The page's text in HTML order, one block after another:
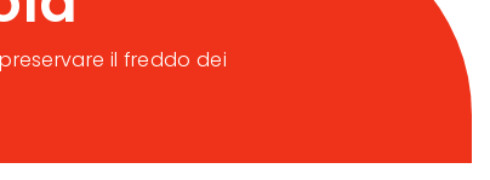
il freddo dei